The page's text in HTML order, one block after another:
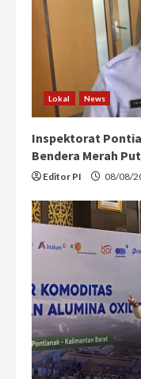
Lokal News
Inspektorat
Bendera Merah
Editor PI 08/08/